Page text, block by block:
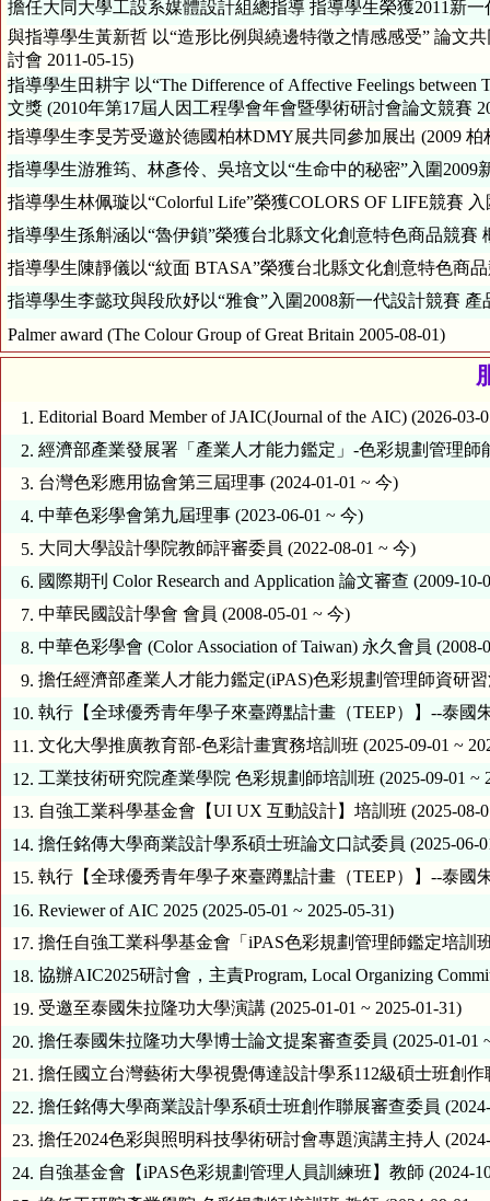
擔任大同大學工設系媒體設計組總指導 指導學生榮獲2011新
與指導學生黃新哲 以“造形比例與繞邊特徵之情感感受” 論文
討會 2011-05-15)
指導學生田耕宇 以“The Difference of Affective Feelings between
文獎 (2010年第17屆人因工程學會年會暨學術研討會論文競賽
指導學生李旻芳受邀於德國柏林DMY展共同參加展出 (2009 柏
指導學生游雅筠、林彥伶、吳培文以“生命中的秘密”入圍
指導學生林佩璇以“Colorful Life”榮獲COLORS OF LIFE競賽 入
指導學生孫斛涵以“魯伊鎖”榮獲台北縣文化創意特色商品競賽
指導學生陳靜儀以“紋面 BTASA”榮獲台北縣文化創意特色商
指導學生李懿玟與段欣妤以“雅食”入圍2008新一代設計競賽
Palmer award (The Colour Group of Great Britain 2005-08-01)
1. Editorial Board Member of JAIC(Journal of the AIC) (2026-03-
2. 經濟部產業發展署「產業人才能力鑑定」-色彩規劃管理師
3. 台灣色彩應用協會第三屆理事 (2024-01-01 ~ 今)
4. 中華色彩學會第九屆理事 (2023-06-01 ~ 今)
5. 大同大學設計學院教師評審委員 (2022-08-01 ~ 今)
6. 國際期刊 Color Research and Application 論文審查 (2009-10-
7. 中華民國設計學會 會員 (2008-05-01 ~ 今)
8. 中華色彩學會 (Color Association of Taiwan) 永久會員 (2008-
9. 擔任經濟部產業人才能力鑑定(iPAS)色彩規劃管理師資研
10. 執行【全球優秀青年學子來臺蹲點計畫（TEEP）】--泰國
11. 文化大學推廣教育部-色彩計畫實務培訓班 (2025-09-01 ~
12. 工業技術研究院產業學院 色彩規劃師培訓班 (2025-09-01 ~
13. 自強工業科學基金會【UI UX 互動設計】培訓班 (2025-08-
14. 擔任銘傳大學商業設計學系碩士班論文口試委員 (2025-06-
15. 執行【全球優秀青年學子來臺蹲點計畫（TEEP）】--泰國
16. Reviewer of AIC 2025 (2025-05-01 ~ 2025-05-31)
17. 擔任自強工業科學基金會「iPAS色彩規劃管理師鑑定培訓
18. 協辦AIC2025研討會，主責Program, Local Organizing
19. 受邀至泰國朱拉隆功大學演講 (2025-01-01 ~ 2025-01-31)
20. 擔任泰國朱拉隆功大學博士論文提案審查委員 (2025-01-01
21. 擔任國立台灣藝術大學視覺傳達設計學系112級碩士班創作
22.
擔任銘傳大學商
23. 擔任2024色彩與照明科技學術研討會專題演講主持人 (2024-
24. 自強基金會【iPAS色彩規劃管理人員訓練班】教師 (2024-